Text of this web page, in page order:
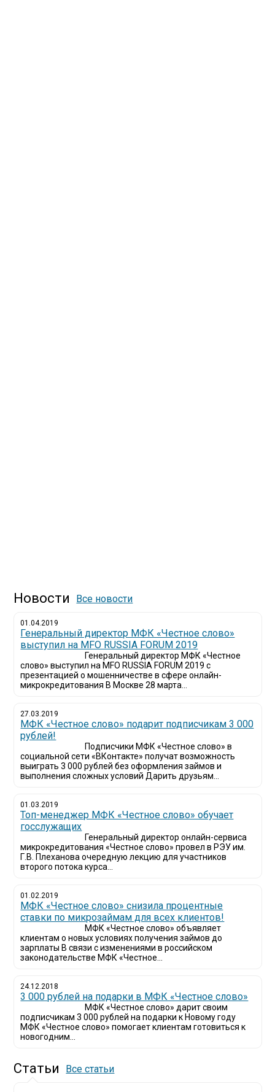
Новости Все новости
01.04.2019
Генеральный директор МФК «Честное слово»
выступил на MFO RUSSIA FORUM 2019
Генеральный директор МФК «Честное
слово» выступил на MFO RUSSIA FORUM 2019 с
презентацией о мошенничестве в сфере онлайн-
микрокредитования В Москве 28 марта...
27.03.2019
МФК «Честное слово» подарит подписчикам 3 000
рублей!
Подписчики МФК «Честное слово» в
социальной сети «ВКонтакте» получат возможность
выиграть 3 000 рублей без оформления займов и
выполнения сложных условий Дарить друзьям...
01.03.2019
Топ-менеджер МФК «Честное слово» обучает
госслужащих
Генеральный директор онлайн-сервиса
микрокредитования «Честное слово» провел в РЭУ им.
Г.В. Плеханова очередную лекцию для участников
второго потока курса...
01.02.2019
МФК «Честное слово» снизила процентные
ставки по микрозаймам для всех клиентов!
МФК «Честное слово» объявляет
клиентам о новых условиях получения займов до
зарплаты В связи с изменениями в российском
законодательстве МФК «Честное...
24.12.2018
3 000 рублей на подарки в МФК «Честное слово»
МФК «Честное слово» дарит своим
подписчикам 3 000 рублей на подарки к Новому году
МФК «Честное слово» помогает клиентам готовиться к
новогодним...
Статьи Все статьи